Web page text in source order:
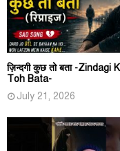
ज़िन्दगी कुछ तो बता -Zindagi
Toh Bata-
July 21, 2026